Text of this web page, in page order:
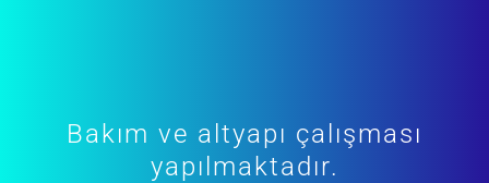
Bakım ve altyapı çalışması
yapılmaktadır.